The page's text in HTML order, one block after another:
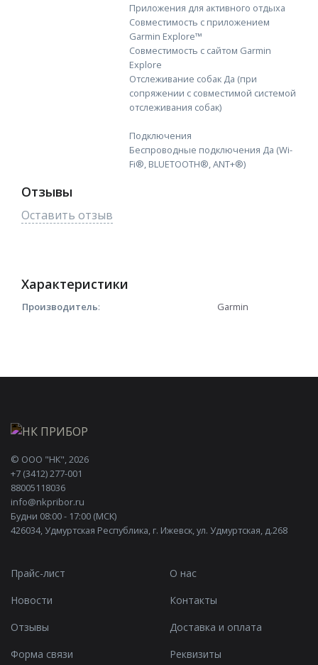
Приложения для активного отдыха
Совместимость с приложением
Garmin Explore™
Совместимость с сайтом Garmin
Explore
Отслеживание собак Да (при
сопряжении с совместимой системой
отслеживания собак)
Подключения
Беспроводные подключения Да (Wi-
Fi®, BLUETOOTH®, ANT+®)
Отзывы
Оставить отзыв
Характеристики
Производитель: Garmin
© ООО "НК", 2026
+7 (3412) 277-001
88005118036
info@nkpribor.ru
Будни 08:00 - 17:00 (МСК)
426034, Удмуртская Республика, г. Ижевск, ул. Удмуртская, д.268
Прайс-лист
Новости
Отзывы
Форма связи
О нас
Контакты
Доставка и оплата
Реквизиты